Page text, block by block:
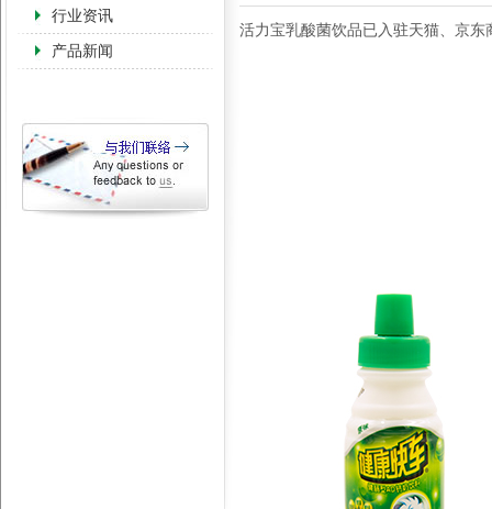
行业资讯
产品新闻
活力宝乳酸菌饮品已入驻天猫、京东